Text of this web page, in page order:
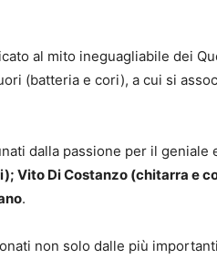
al mito ineguagliabile dei
(batteria e cori), a cui si
dalla passione per il geniale
Vito Di Costanzo (chitarra e
.
non solo dalle più